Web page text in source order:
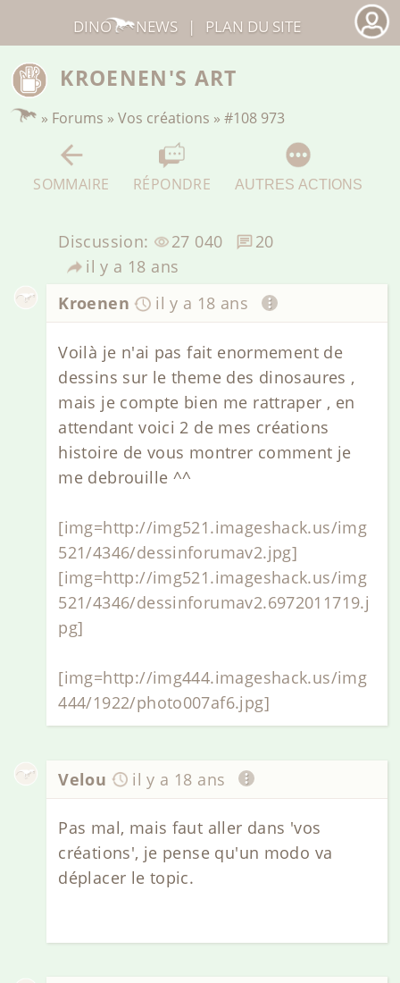
KROENEN'S ART
» Forums »Vos créations »#108 973
SOMMAIRE RÉPONDRE AUTRES ACTIONS
Discussion: 27 040
20
il y a 18 ans
Kroenen
il y a 18 ans
Voilà je n'ai pas fait enormement de
dessins sur le theme des dinosaures ,
mais je compte bien me rattraper , en
attendant voici 2 de mes créations
histoire de vous montrer comment je
me debrouille ^^
[img=http://img521.imageshack.us/img
521/4346/dessinforumav2.jpg]
[img=http://img521.imageshack.us/img
521/4346/dessinforumav2.6972011719.j
pg]
[img=http://img444.imageshack.us/img
444/1922/photo007af6.jpg]
Velou il y a 18 ans
Pas mal, mais faut aller dans 'vos
créations', je pense qu'un modo va
déplacer le topic.
DINO NEWS | PLAN DU SITE